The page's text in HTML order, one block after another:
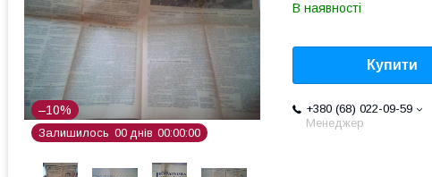
–10%
Залишилось 00 днів 00 00 00
В наявності
Купити
+380 (68) 022-09-59
Менеджер